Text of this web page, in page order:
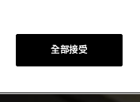
全部接受